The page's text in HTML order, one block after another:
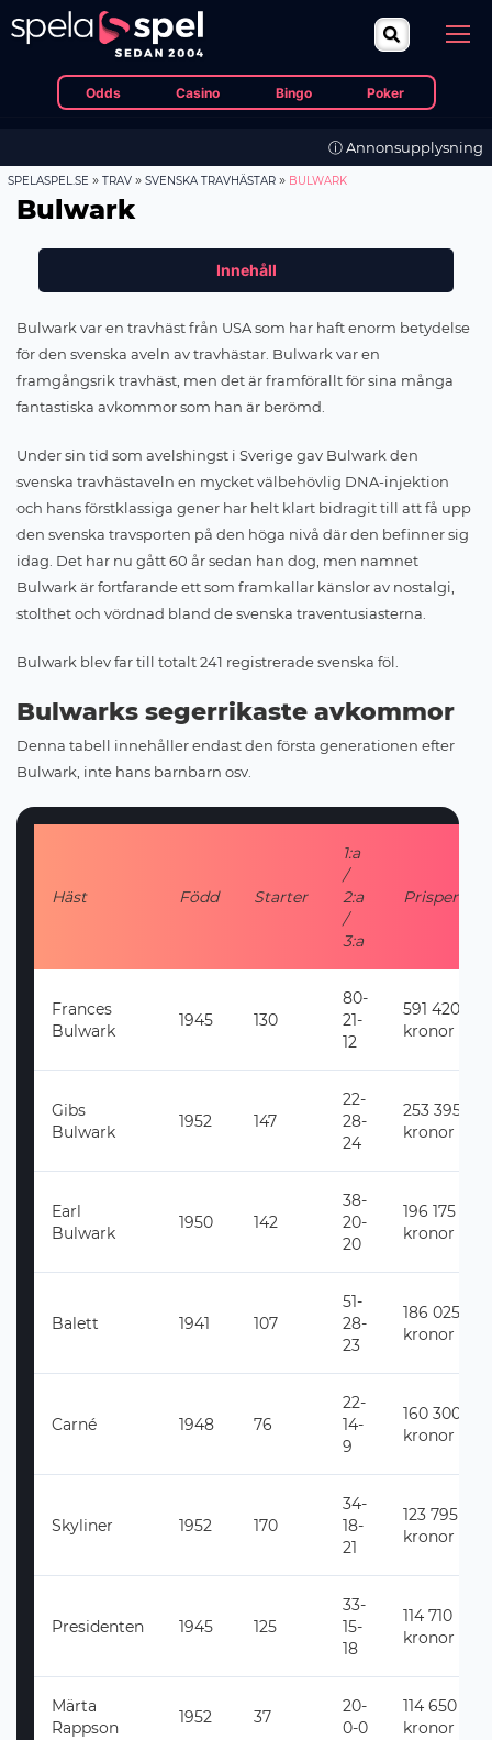
Odds Casino Bingo Poker
ⓘ Annonsupplysning
SPELASPEL.SE » TRAV » SVENSKA TRAVHÄSTAR » BULWARK
Bulwark
Innehåll
Bulwark var en travhäst från USA som har haft enorm betydelse
för den svenska aveln av travhästar. Bulwark var en
framgångsrik travhäst, men det är framförallt för sina många
fantastiska avkommor som han är berömd.
Under sin tid som avelshingst i Sverige gav Bulwark den
svenska travhästaveln en mycket välbehövlig DNA-injektion
och hans förstklassiga gener har helt klart bidragit till att få upp
den svenska travsporten på den höga nivå där den befinner sig
idag. Det har nu gått 60 år sedan han dog, men namnet
Bulwark är fortfarande ett som framkallar känslor av nostalgi,
stolthet och vördnad bland de svenska traventusiasterna.
Bulwark blev far till totalt 241 registrerade svenska föl.
Bulwarks segerrikaste avkommor
Denna tabell innehåller endast den första generationen efter
Bulwark, inte hans barnbarn osv.
Häst Född Starter
1:a
/
2:a
/
3:a
Prispengar
Frances
Bulwark
1945 130
80-
21-
12
591 420
kronor
Gibs
Bulwark
1952 147
22-
28-
24
253 395
kronor
Earl
Bulwark
1950 142
38-
20-
20
196 175
kronor
Balett 1941 107
51-
28-
23
186 025
kronor
Carné 1948 76
22-
14-
9
160 300
kronor
Skyliner 1952 170
34-
18-
21
123 795
kronor
Presidenten 1945 125
33-
15-
18
114 710
kronor
Märta
Rappson
1952 37
20-
0-0
114 650
kronor